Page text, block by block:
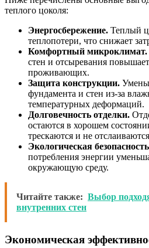
теплого цоколя:
Энергосбережение. Теплый
теплопотери, что снижает
Комфортный микроклимат.
стен и отсыревания
проживающих.
Защита конструкции.
фундамента и стен из-за
температурных деформаций.
Долговечность отделки.
остаются в хорошем
трескаются и не
Экологическая
потребления энергии
окружающую среду.
Читайте также: Выбор
внутренних стен
Экономическая